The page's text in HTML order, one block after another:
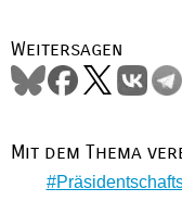
Weitersagen
Mit dem Thema